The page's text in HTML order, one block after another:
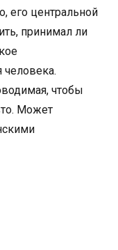
его центральной
принимал ли
человека.
чтобы
Может